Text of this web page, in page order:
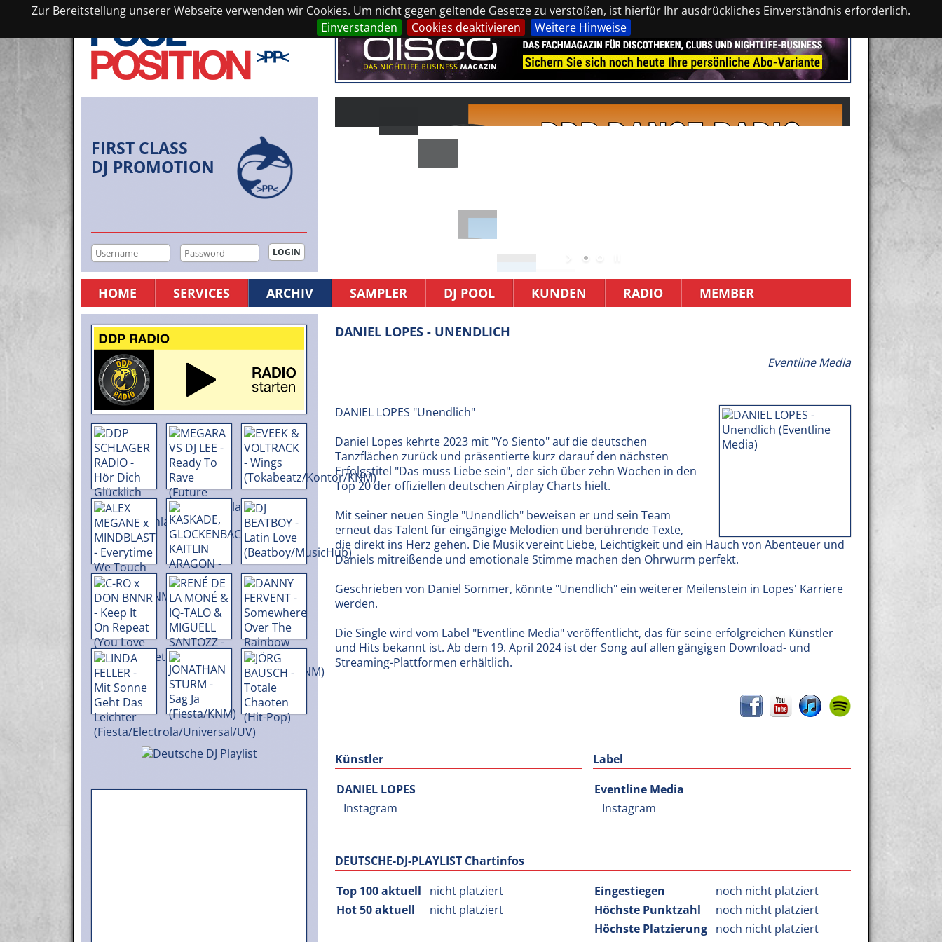
Zur Bereitstellung unserer Webseite verwenden wir Cookies. Um nicht gegen geltende Gesetze zu verstoßen, ist hierfür Ihr ausdrückliches Einverständnis erforderlich.
Einverstanden
Cookies deaktivieren Weitere Hinweise
FIRST CLASS
DJ PROMOTION
HOME SERVICES ARCHIV SAMPLER DJ POOL KUNDEN RADIO MEMBER
DANIEL LOPES - UNENDLICH
Eventline Media
DANIEL LOPES "Unendlich"
Daniel Lopes kehrte 2023 mit "Yo Siento" auf die deutschen
Tanzflächen zurück und präsentierte kurz darauf den nächsten
Erfolgstitel "Das muss Liebe sein", der sich über zehn Wochen in den
Top 20 der offiziellen deutschen Airplay Charts hielt.
Mit seiner neuen Single "Unendlich" beweisen er und sein Team
erneut das Talent für eingängige Melodien und berührende Texte,
die direkt ins Herz gehen. Die Musik vereint Liebe, Leichtigkeit und ein Hauch von Abenteuer und
Daniels mitreißende und emotionale Stimme machen den Ohrwurm perfekt.
Geschrieben von Daniel Sommer, könnte "Unendlich" ein weiterer Meilenstein in Lopes' Karriere
werden.
Die Single wird vom Label "Eventline Media" veröffentlicht, das für seine erfolgreichen Künstler
und Hits bekannt ist. Ab dem 19. April 2024 ist der Song auf allen gängigen Download- und
Streaming-Plattformen erhältlich.
Künstler
DANIEL LOPES
Instagram
Label
Eventline Media
Instagram
DEUTSCHE-DJ-PLAYLIST Chartinfos
Top 100 aktuell
nicht platziert
Hot 50 aktuell
nicht platziert
Eingestiegen
noch nicht platziert
Höchste Punktzahl
noch nicht platziert
Höchste Platzierung noch nicht platziert